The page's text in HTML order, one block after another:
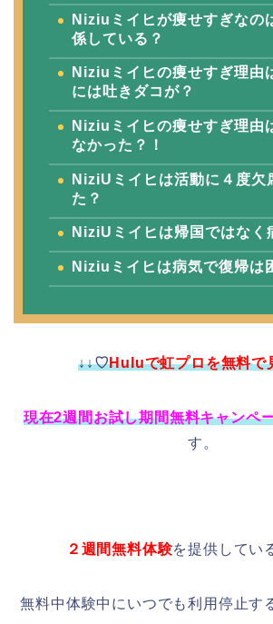
Niziuミイヒが痩せすぎなの
係している？
Niziuミイヒの痩せすぎ理由
には吐きダコが？
Niziuミイヒの痩せすぎ理由
なかった？！
NiziUミイヒは活動に４度欠
た？
NiziUミイヒは帰国ではなく
Niziuミイヒは病気で復帰は
↓↓♡Huluで虹プロを無料
現在2週間お試し期間無料キャンペ
す。
２週間無料体験を提供してい
無料中体験中にいつでも利用停止す